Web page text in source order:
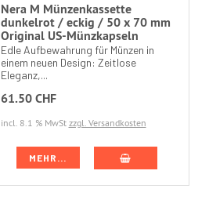
Nera M Münzenkassette
dunkelrot / eckig / 50 x 70 mm
Original US-Münzkapseln
Edle Aufbewahrung für Münzen in
einem neuen Design: Zeitlose
Eleganz,...
61.50 CHF
incl. 8.1 % MwSt zzgl. Versandkosten
MEHR...